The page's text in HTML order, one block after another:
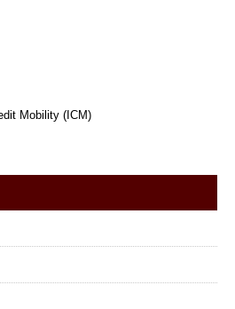
Mobility (ICM)